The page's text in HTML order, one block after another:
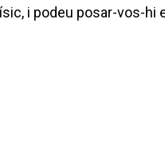
i podeu posar-vos-hi